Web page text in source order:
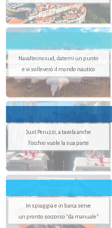
Navaltecnosud, datemi un punto
e vi solleverò il mondo nautico
Just Peruzzi, a tavola anche
l’occhio vuole la sua parte
In spiaggia e in barca serve
un pronto soccorso "da manuale"